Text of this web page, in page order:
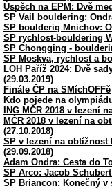
Úspěch na EPM: Dvě
SP Vail bouldering:
SP boulderig Mnichov:
SP rychlost-bouldering
SP Chongqing -
SP Moskva, rychlost a
LOH Paříž 2024: Dvě
(29.03.2019)
Finále ČP na SMíchOFFě
Kdo pojede na
ING MČR 2018 v lezení
MČR 2018 v lezení na
(27.10.2018)
SP v lezení na obtížnost
(29.09.2018)
Adam Ondra: Cesta do
SP Arco: Jacob
SP Briancon: Konečný v